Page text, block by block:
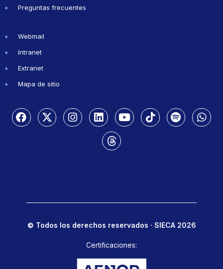
Preguntas frecuentes
Webmail
Intranet
Extranet
Mapa de sitio
© Todos los derechos reservados · SIECA 2026
Certificaciones: